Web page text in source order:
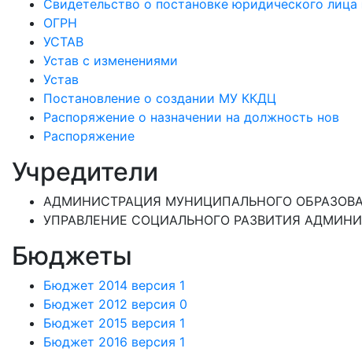
Свидетельство о постановке юридического
ОГРН
УСТАВ
Устав с изменениями
Устав
Постановление о создании МУ ККДЦ
Распоряжение о назначении на должность нов
Распоряжение
Учредители
АДМИНИСТРАЦИЯ МУНИЦИПАЛЬНОГО
УПРАВЛЕНИЕ СОЦИАЛЬНОГО РАЗВИТИЯ
Бюджеты
Бюджет 2014 версия 1
Бюджет 2012 версия 0
Бюджет 2015 версия 1
Бюджет 2016 версия 1